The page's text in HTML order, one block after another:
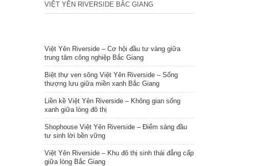
VIỆT YÊN RIVERSIDE BẮC GIANG
Việt Yên Riverside – Cơ hội đầu tư vàng giữa
trung tâm công nghiệp Bắc Giang
Biệt thự ven sông Việt Yên Riverside – Sống
thượng lưu giữa miền xanh Bắc Giang
Liền kề Việt Yên Riverside – Không gian sống
xanh giữa lòng đô thị
Shophouse Việt Yên Riverside – Điểm sáng đầu
tư sinh lời bền vững
Việt Yên Riverside – Khu đô thị sinh thái đẳng cấp
giữa lòng Bắc Giang